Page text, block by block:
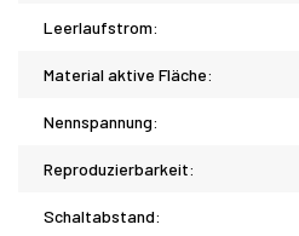
Leerlaufstrom:
Material aktive Fläche:
Nennspannung:
Reproduzierbarkeit:
Schaltabstand: